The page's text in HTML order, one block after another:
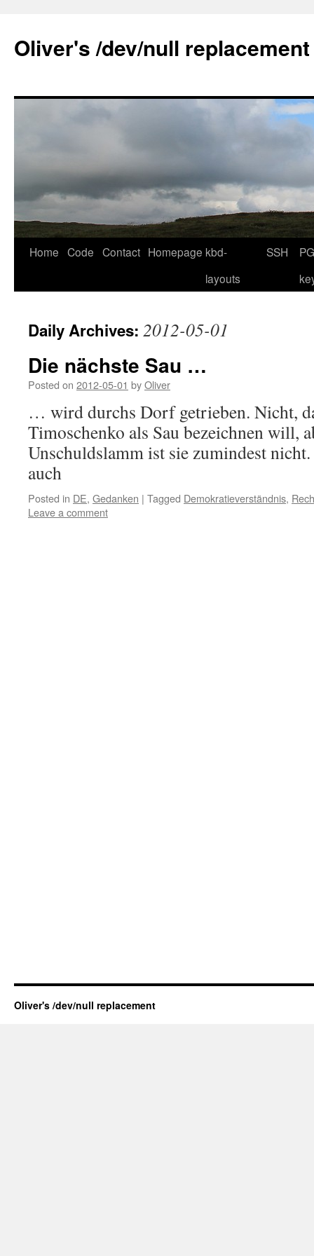
content
Oliver's /dev/null replacement
Home Code Contact Homepage kbd-
layouts
SSH
Daily Archives: 2012-05-01
Die nächste Sau …
Posted on 2012-05-01 byOliver
… wird durchs Dorf getrieben. Nicht,
Timoschenko als Sau bezeichnen will,
Unschuldslamm ist sie zumindest
auch
Posted in DE, Gedanken | Tagged Demokratieverständnis,
Leave a comment
Oliver's /dev/null replacement